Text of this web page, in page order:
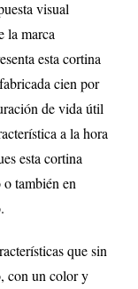
visual
la marca
esta cortina
cien por
de vida útil
a la hora
esta cortina
también en
que sin
con un color y